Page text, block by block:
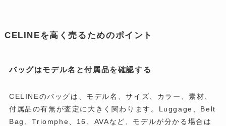
CELINEを高く売るためのポイント
バッグはモデル名と付属品を確認する
CELINEのバッグは、モデル名、サイズ、カラー、素材、
付属品の有無が査定に大きく関わります。Luggage、Belt
Bag、Triomphe、16、AVAなど、モデルが分かる場合は